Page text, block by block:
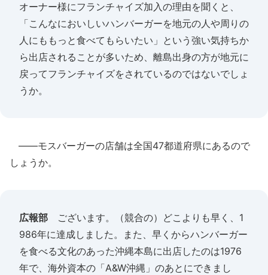
オーナー様にフランチャイズ加入の理由を聞くと、
「こんなにおいしいハンバーガーを地元の人や周りの
人にももっと食べてもらいたい」という強い気持ちか
ら出店されることが多いため、離島出身の方が地元に
戻ってフランチャイズをされているのではないでしょ
うか。
――モスバーガーの店舗は全国47都道府県にあるので
しょうか。
広報部 ございます。（競合の）どこよりも早く、1
986年に達成しました。また、早くからハンバーガー
を食べる文化のあった沖縄本島に出店したのは1976
年で、海外資本の「A&W沖縄」のあとにできまし